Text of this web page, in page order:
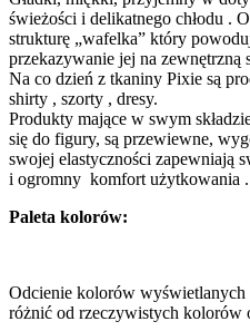
świeżości i delikatnego chłodu .
strukturę „wafelka” który
przekazywanie jej na zewnętrzną
Na co dzień z tkaniny Pixie są
shirty , szorty , dresy.
Produkty mające w swym
się do figury, są przewiewne,
swojej elastyczności zapewniają
i ogromny komfort użytkowania .
Paleta kolorów:
Odcienie kolorów wyświetlanych
różnić od rzeczywistych kolorów